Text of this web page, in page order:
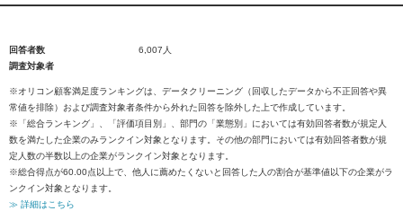
回答者数
6,007人
調査対象者
※オリコン顧客満足度ランキングは、データクリーニング（回収したデータから不正回答や異
常値を排除）および調査対象者条件から外れた回答を除外した上で作成しています。
※「総合ランキング」、「評価項目別」、部門の「業態別」においては有効回答者数が規定人
数を満たした企業のみランクイン対象となります。その他の部門においては有効回答者数が規
定人数の半数以上の企業がランクイン対象となります。
※総合得点が60.00点以上で、他人に薦めたくないと回答した人の割合が基準値以下の企業がラ
ンクイン対象となります。
≫ 詳細はこちら